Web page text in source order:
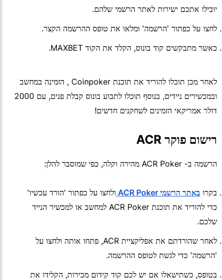
יובילו אתכם ישירות לאתר הרשמי שלהם.
לחצו על כפתור 'הרשמה' ומלאו את טופס ההרשמה הקצר.
כאשר מתבקשים קוד בונוס, הקלד את הקוד MAXBET.
לאחר מכן תוכלו להוריד את תוכנת Coinpoker , הזמינה במחשב
ובמכשירים ניידים, בנוסף תוכלו לתבוע בונוס קבלת פנים, עם 2000
דולר אמריקאי הזמינים לשחקנים חדשים!
רישום פוקר ACR
הרשמה ב- ACR Poker מהירה וקלה, כפי שמוסבר להלן:
בקרו באתר הרשמי ACR Poker
ולחצו על כפתור 'הורד עכשיו'
כדי להוריד את תוכנת ACR Poker למחשב או למכשיר הנייד
שלכם.
לאחר שהורדתם את אפליקציית ACR, פתחו אותה ולחצו על
'הרשמה' כדי לגשת לטופס ההרשמה.
בטופס, כשתישאלו אם יש לכם קוד קידום מכירות, הקלידו את